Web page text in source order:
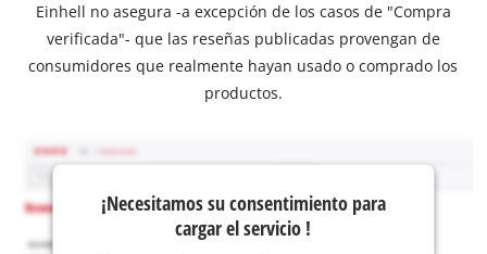
Einhell no asegura -a excepción de los casos de "Compra
verificada"- que las reseñas publicadas provengan de
consumidores que realmente hayan usado o comprado los
productos.
¡Necesitamos su consentimiento para
cargar el servicio !